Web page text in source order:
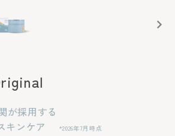
が採用する
キンケア
*2026年7月時点